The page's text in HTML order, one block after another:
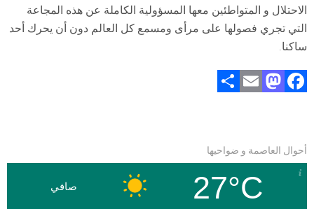
الاحتلال و المتواطئين معها المسؤولية الكاملة عن هذه المجاعة
التي تجري فصولها على مرأى ومسمع كل العالم دون أن يحرك أحد
ساكنا.
F
b
o
M
o
d
o
E
l
e
أحوال العاصمة و ضواحيها
27°C صافي